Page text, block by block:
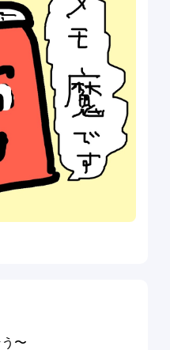
〜